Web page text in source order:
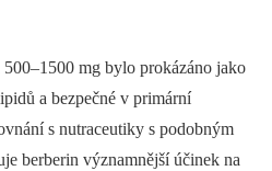
mg bylo prokázáno jako
a bezpečné v primární
s nutraceutiky s podobným
berberin významnější účinek na